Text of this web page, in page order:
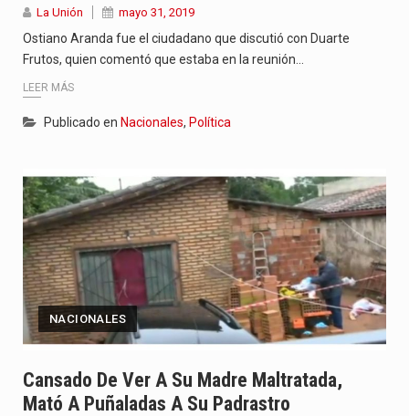
La Unión mayo 31, 2019
Ostiano Aranda fue el ciudadano que discutió con Duarte
Frutos, quien comentó que estaba en la reunión…
LEER MÁS
Publicado en Nacionales, Política
NACIONALES
Cansado De Ver A Su Madre Maltratada,
Mató A Puñaladas A Su Padrastro